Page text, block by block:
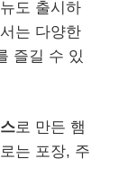
도 출시하
는 다양한
즐길 수 있
로 만든 햄
는 포장, 주